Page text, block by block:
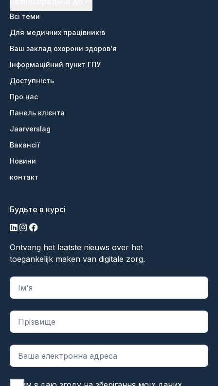
Всі теми
Для медичних працівників
Ваш заклад охорони здоров'я
Інформаційний пункт ГПУ
Доступність
Про нас
Панель клієнта
Jaarverslag
Вакансії
Новини
контакт
Будьте в курсі
LinkedIn
Інстаграм
Фейсбук
Ontvang het laatste nieuws over het
toegankelijk maken van digitale zorg.
"*" вказує на обов'язкові поля